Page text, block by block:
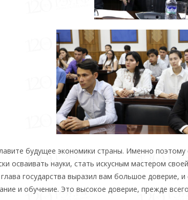
будущее экономики страны. Именно поэтому
осваивать науки, стать искусным мастером
государства выразил вам большое доверие,
и обучение. Это высокое доверие, прежде